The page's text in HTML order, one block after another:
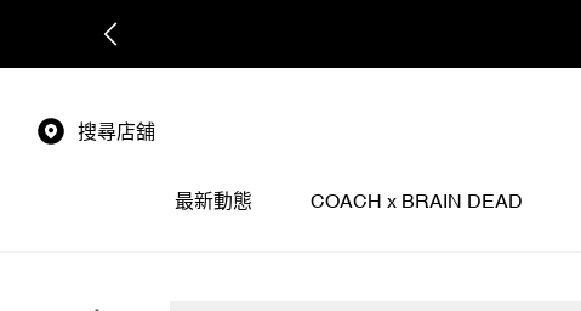
搜尋店舖
最新動態 COACH x BRAIN DEAD